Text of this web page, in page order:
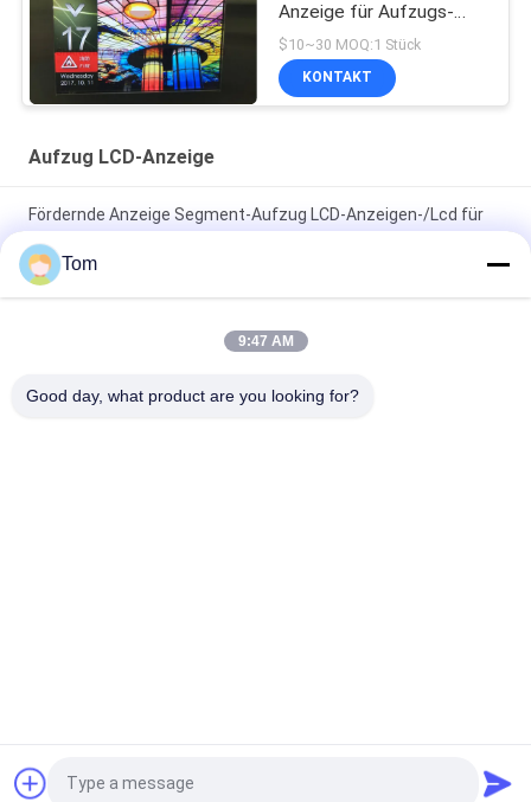
Anzeige für Aufzugs-
Ersatzteile
$10~30 MOQ:1 Stück
KONTAKT
Aufzug LCD-Anzeige
Fördernde Anzeige Segment-Aufzug LCD-Anzeigen-/Lcd für
Aufzug
12,1 Zoll-Spindel-Aufzugs-Bildschirme für Passagier-Aufzug-
Aufzugs-Teile eine Jahr-Garantie
Aufzugs-
Fordern Sie ein Angebot
Tom
9:47 AM
Good day, what product are you looking for?